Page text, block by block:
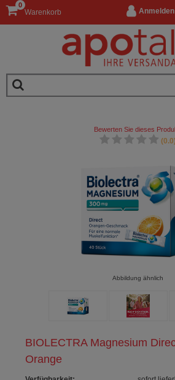
Anmelden
Warenkorb
0
BIOLECTRA Magnesium
Orange
Bewerten Sie dieses
Abbildung ähnlich